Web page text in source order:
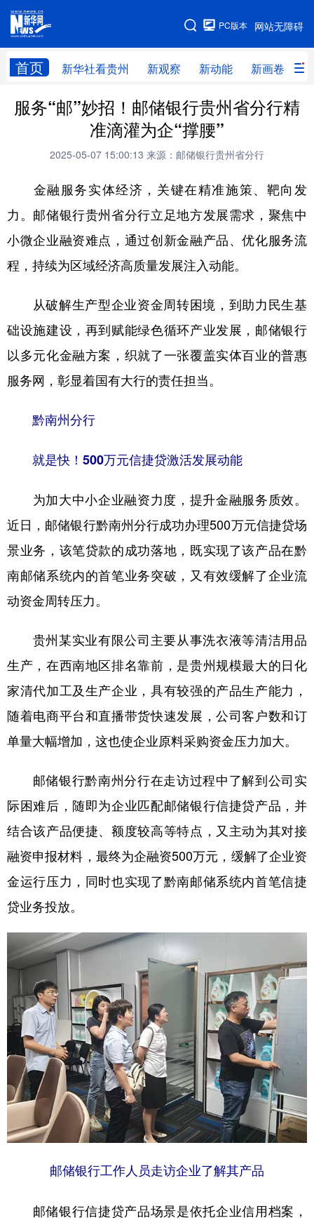
网站无障碍
PC版本
首页 新华社看贵州 新观察 新动能 新画卷
网站地图
新华社看贵州 新观察 新动能 新画卷
贵州领导 人事
直播 视频
畅游贵州 数字贵州 律动贵州 健康贵州
光影贵州 部门之窗 县区直达 企业速递
黔南 黔西南
地方频道
辽宁
浙江 安徽 福建
四川 贵州 云南 西藏
陕西 甘肃 青海 宁夏
新疆
多语种频道
English Español Français عربى
Русский язык 日本語 한국어
Deutsch Português
服务“邮”妙招！邮储银行贵州省分行精
准滴灌为企“撑腰”
2025-05-07 15:00:13 来源：邮储银行贵州省分行
金融服务实体经济，关键在精准施策、靶向发
力。邮储银行贵州省分行立足地方发展需求，聚焦中
小微企业融资难点，通过创新金融产品、优化服务流
程，持续为区域经济高质量发展注入动能。
从破解生产型企业资金周转困境，到助力民生基
础设施建设，再到赋能绿色循环产业发展，邮储银行
以多元化金融方案，织就了一张覆盖实体百业的普惠
服务网，彰显着国有大行的责任担当。
黔南州分行
就是快！500万元信捷贷激活发展动能
为加大中小企业融资力度，提升金融服务质效。
近日，邮储银行黔南州分行成功办理500万元信捷贷场
景业务，该笔贷款的成功落地，既实现了该产品在黔
南邮储系统内的首笔业务突破，又有效缓解了企业流
动资金周转压力。
贵州某实业有限公司主要从事洗衣液等清洁用品
生产，在西南地区排名靠前，是贵州规模最大的日化
家清代加工及生产企业，具有较强的产品生产能力，
随着电商平台和直播带货快速发展，公司客户数和订
单量大幅增加，这也使企业原料采购资金压力加大。
邮储银行黔南州分行在走访过程中了解到公司实
际困难后，随即为企业匹配邮储银行信捷贷产品，并
结合该产品便捷、额度较高等特点，又主动为其对接
融资申报材料，最终为企融资500万元，缓解了企业资
金运行压力，同时也实现了黔南邮储系统内首笔信捷
贷业务投放。
邮储银行工作人员走访企业了解其产品
邮储银行信捷贷产品场景是依托企业信用档案，